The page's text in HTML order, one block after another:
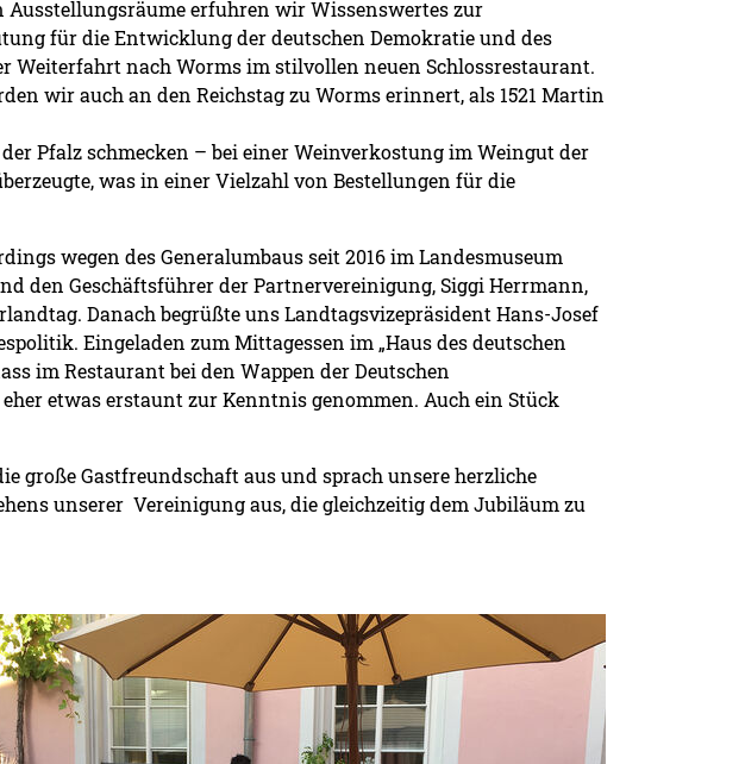
öffnen:
Ausstellungsräume erfuhren wir Wissenswertes zur
für die Entwicklung der deutschen Demokratie und des
nach Worms im stilvollen neuen Schlossrestaurant.
wir auch an den Reichstag zu Worms erinnert, als 1521 Martin
Pfalz schmecken – bei einer Weinverkostung im Weingut der
was in einer Vielzahl von Bestellungen für die
wegen des Generalumbaus seit 2016 im Landesmuseum
den Geschäftsführer der Partnervereinigung, Siggi Herrmann,
Danach begrüßte uns Landtagsvizepräsident Hans-Josef
Eingeladen zum Mittagessen im „Haus des deutschen
im Restaurant bei den Wappen der Deutschen
etwas erstaunt zur Kenntnis genommen. Auch ein Stück
große Gastfreundschaft aus und sprach unsere herzliche
unserer Vereinigung aus, die gleichzeitig dem Jubiläum zu